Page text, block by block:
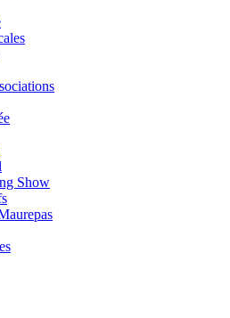
Show